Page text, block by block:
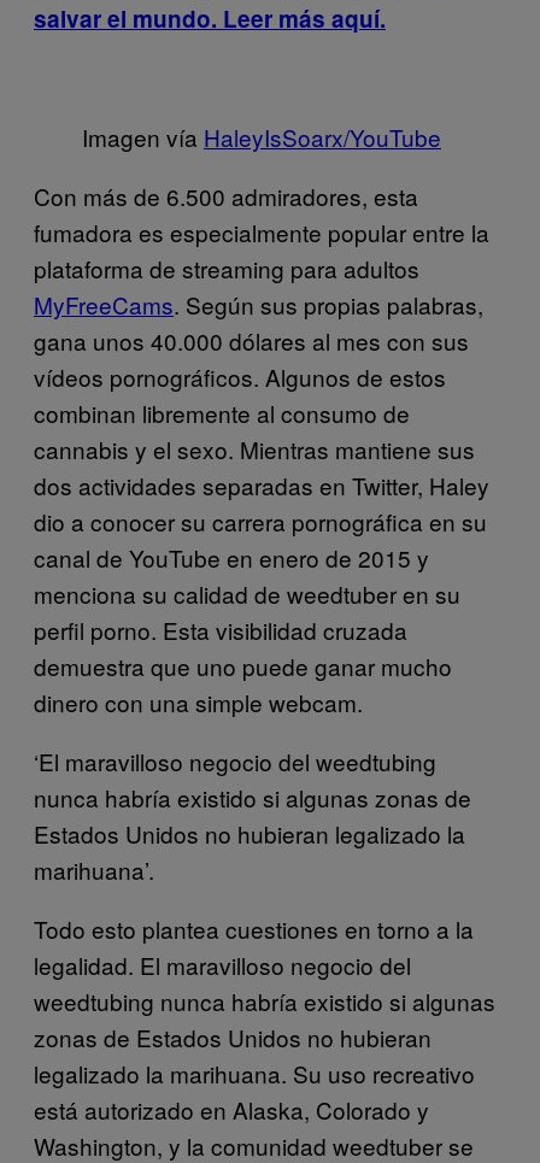
salvar el mundo. Leer más aquí.
Imagen vía HaleyIsSoarx/YouTube
Con más de 6.500 admiradores, esta
fumadora es especialmente popular entre la
plataforma de streaming para adultos
MyFreeCams. Según sus propias palabras,
gana unos 40.000 dólares al mes con sus
vídeos pornográficos. Algunos de estos
combinan libremente al consumo de
cannabis y el sexo. Mientras mantiene sus
dos actividades separadas en Twitter, Haley
dio a conocer su carrera pornográfica en su
canal de YouTube en enero de 2015 y
menciona su calidad de weedtuber en su
perfil porno. Esta visibilidad cruzada
demuestra que uno puede ganar mucho
dinero con una simple webcam.
‘El maravilloso negocio del weedtubing
nunca habría existido si algunas zonas de
Estados Unidos no hubieran legalizado la
marihuana’.
Todo esto plantea cuestiones en torno a la
legalidad. El maravilloso negocio del
weedtubing nunca habría existido si algunas
zonas de Estados Unidos no hubieran
legalizado la marihuana. Su uso recreativo
está autorizado en Alaska, Colorado y
Washington, y la comunidad weedtuber se